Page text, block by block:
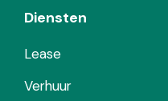
Diensten
Lease
Verhuur